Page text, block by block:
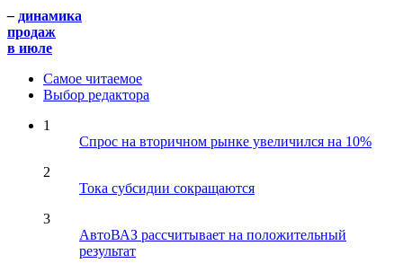
– динамика
продаж
в июле
Самое читаемое
Выбор редактора
1
Спрос на вторичном рынке увеличился на 10%
2
Тока субсидии сокращаются
3
АвтоВАЗ рассчитывает на положительный
результат